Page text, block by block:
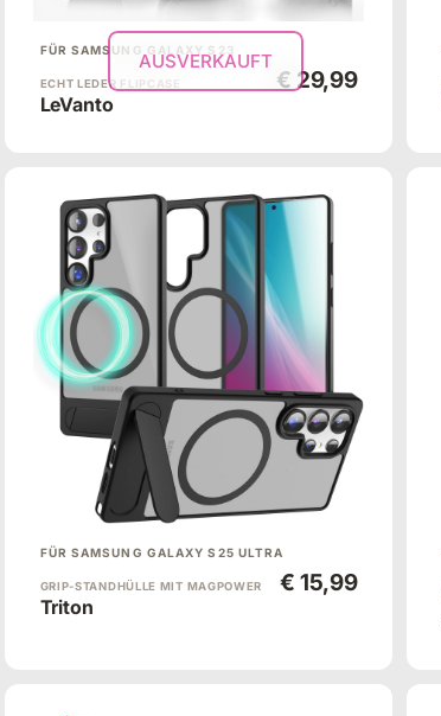
AUSVERKAUFT
FÜR SAMSUNG GALAXY S23
ECHT LEDER FLIPCASE
LeVanto
€ 29,99
FÜR SAMSUNG GALAXY S25 ULTRA
GRIP-STANDHÜLLE MIT MAGPOWER
Triton
€ 15,99